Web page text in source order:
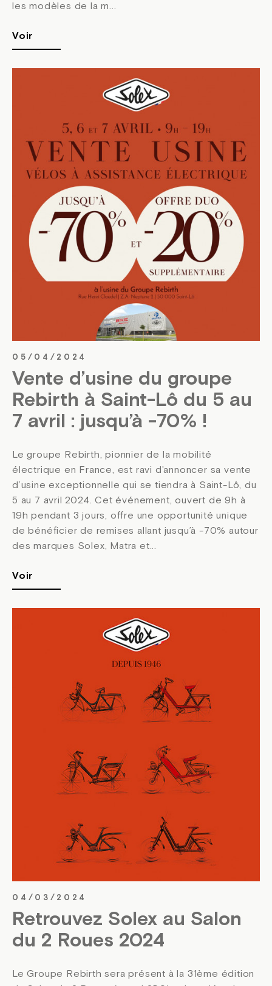
les modèles de la m...
Voir
05/04/2024
Vente d’usine du groupe
Rebirth à Saint-Lô du 5 au
7 avril : jusqu’à -70% !
Le groupe Rebirth, pionnier de la mobilité
électrique en France, est ravi d'annoncer sa vente
d’usine exceptionnelle qui se tiendra à Saint-Lô, du
5 au 7 avril 2024. Cet événement, ouvert de 9h à
19h pendant 3 jours, offre une opportunité unique
de bénéficier de remises allant jusqu’à -70% autour
des marques Solex, Matra et...
Voir
04/03/2024
Retrouvez Solex au Salon
du 2 Roues 2024
Le Groupe Rebirth sera présent à la 31ème édition